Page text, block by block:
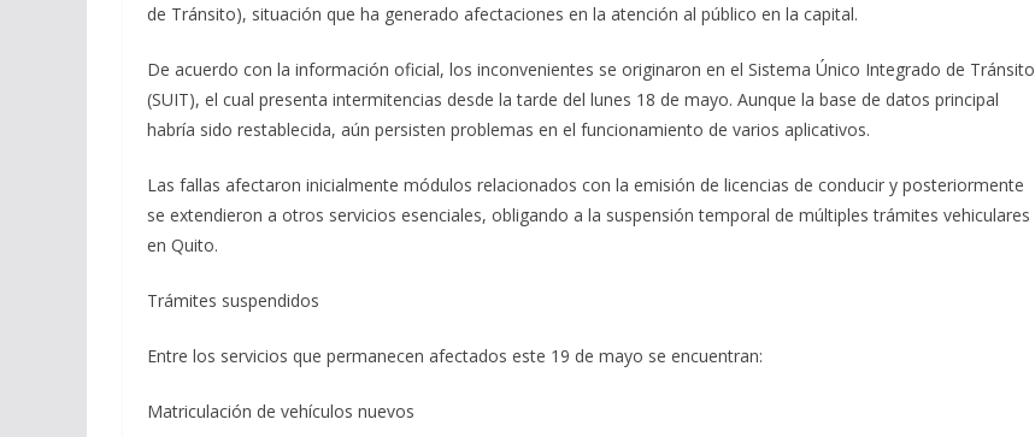
de Tránsito), situación que ha generado afectaciones en la atención al público en la capital.
De acuerdo con la información oficial, los inconvenientes se originaron en el Sistema Único Integrado de Tránsito
(SUIT), el cual presenta intermitencias desde la tarde del lunes 18 de mayo. Aunque la base de datos principal
habría sido restablecida, aún persisten problemas en el funcionamiento de varios aplicativos.
Las fallas afectaron inicialmente módulos relacionados con la emisión de licencias de conducir y posteriormente
se extendieron a otros servicios esenciales, obligando a la suspensión temporal de múltiples trámites vehiculares
en Quito.
Trámites suspendidos
Entre los servicios que permanecen afectados este 19 de mayo se encuentran:
Matriculación de vehículos nuevos